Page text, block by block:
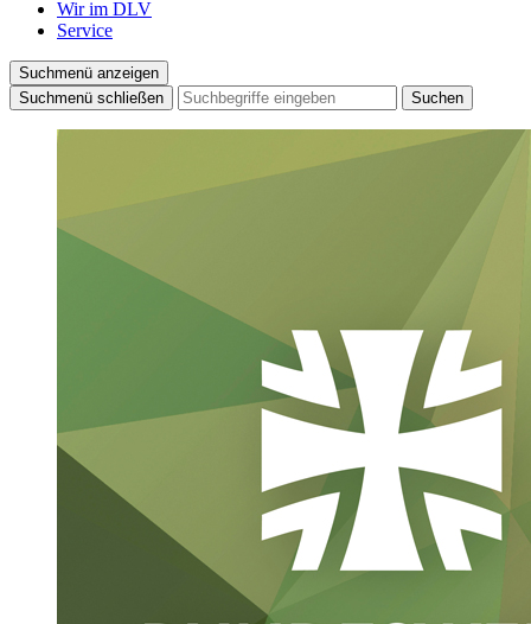
Wir im DLV
Service
Suchmenü anzeigen
Suchmenü schließen
Suchen